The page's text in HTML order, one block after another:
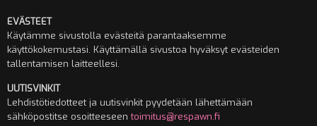
EVÄSTEET
Käytämme sivustolla evästeitä parantaaksemme
käyttökokemustasi. Käyttämällä sivustoa hyväksyt evästeiden
tallentamisen laitteellesi.
UUTISVINKIT
Lehdistötiedotteet ja uutisvinkit pyydetään lähettämään
sähköpostitse osoitteeseentoimitus@respawn.fi